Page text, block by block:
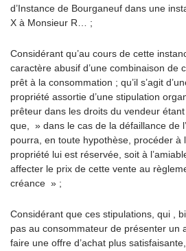
d’Instance de Bourganeuf dans une
X à Monsieur R… ;
Considérant qu’au cours de cette
caractère abusif d’une combinaison de
prêt à la consommation ; qu’il s’agit
propriété assortie d’une stipulation
prêteur dans les droits du vendeur
que, » dans le cas de la défaillance de
pourra, en toute hypothèse, procéder à
propriété lui est réservée, soit à
affecter le prix de cette vente au
créance » ;
Considérant que ces stipulations, qui ,
pas au consommateur de présenter un
faire une offre d’achat plus